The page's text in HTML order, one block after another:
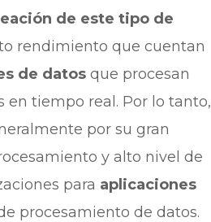
de este tipo de
rendimiento que cuentan
de datosque procesan
en tiempo real. Por lo tanto,
por su gran
y alto nivel de
para aplicaciones
procesamiento de datos.